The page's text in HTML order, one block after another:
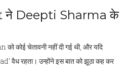
ने Deepti Sharma के
कोई चेतावनी नहीं दी गई थी, और यदि
वैध रहता। उन्होंने इस बात को झूठा कह कर